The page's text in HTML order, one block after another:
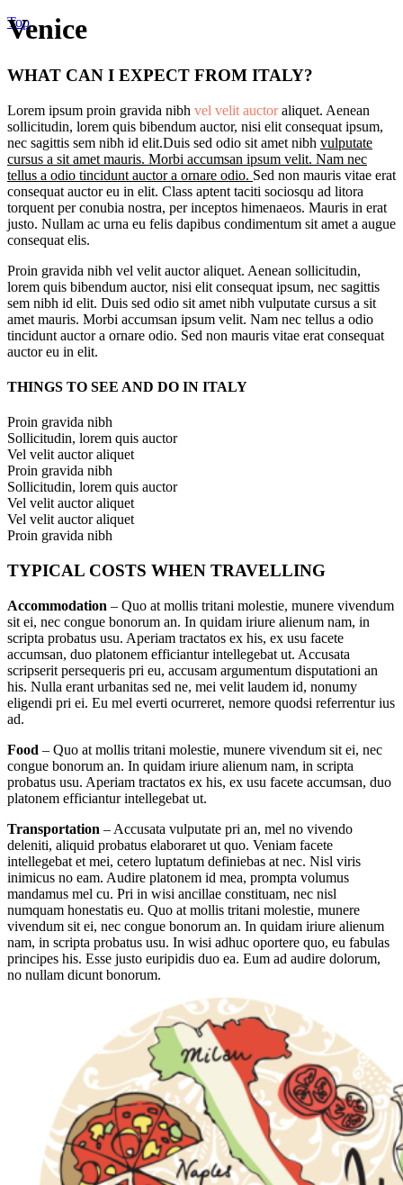
Top
Venice
WHAT CAN I EXPECT FROM ITALY?
Lorem ipsum proin gravida nibh vel velit auctoraliquet. Aenean
sollicitudin, lorem quis bibendum auctor, nisi elit consequat ipsum,
nec sagittis sem nibh id elit.Duis sed odio sit amet nibh vulputate
cursus a sit amet mauris. Morbi accumsan ipsum velit. Nam nec
tellus a odio tincidunt auctor a ornare odio. Sed non mauris vitae erat
consequat auctor eu in elit. Class aptent taciti sociosqu ad litora
torquent per conubia nostra, per inceptos himenaeos. Mauris in erat
justo. Nullam ac urna eu felis dapibus condimentum sit amet a augue
consequat elis.
Proin gravida nibh vel velit auctor aliquet. Aenean sollicitudin,
lorem quis bibendum auctor, nisi elit consequat ipsum, nec sagittis
sem nibh id elit. Duis sed odio sit amet nibh vulputate cursus a sit
amet mauris. Morbi accumsan ipsum velit. Nam nec tellus a odio
tincidunt auctor a ornare odio. Sed non mauris vitae erat consequat
auctor eu in elit.
THINGS TO SEE AND DO IN ITALY
Proin gravida nibh
Sollicitudin, lorem quis auctor
Vel velit auctor aliquet
Proin gravida nibh
Sollicitudin, lorem quis auctor
Vel velit auctor aliquet
Vel velit auctor aliquet
Proin gravida nibh
TYPICAL COSTS WHEN TRAVELLING
Accommodation – Quo at mollis tritani molestie, munere vivendum
sit ei, nec congue bonorum an. In quidam iriure alienum nam, in
scripta probatus usu. Aperiam tractatos ex his, ex usu facete
accumsan, duo platonem efficiantur intellegebat ut. Accusata
scripserit persequeris pri eu, accusam argumentum disputationi an
his. Nulla erant urbanitas sed ne, mei velit laudem id, nonumy
eligendi pri ei. Eu mel everti ocurreret, nemore quodsi referrentur ius
ad.
Food – Quo at mollis tritani molestie, munere vivendum sit ei, nec
congue bonorum an. In quidam iriure alienum nam, in scripta
probatus usu. Aperiam tractatos ex his, ex usu facete accumsan, duo
platonem efficiantur intellegebat ut.
Transportation – Accusata vulputate pri an, mel no vivendo
deleniti, aliquid probatus elaboraret ut quo. Veniam facete
intellegebat et mei, cetero luptatum definiebas at nec. Nisl viris
inimicus no eam. Audire platonem id mea, prompta volumus
mandamus mel cu. Pri in wisi ancillae constituam, nec nisl
numquam honestatis eu. Quo at mollis tritani molestie, munere
vivendum sit ei, nec congue bonorum an. In quidam iriure alienum
nam, in scripta probatus usu. In wisi adhuc oportere quo, eu fabulas
principes his. Esse justo euripidis duo ea. Eum ad audire dolorum,
no nullam dicunt bonorum.